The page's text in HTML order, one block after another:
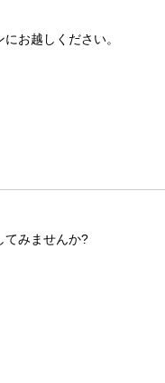
お越しください。
てみませんか?